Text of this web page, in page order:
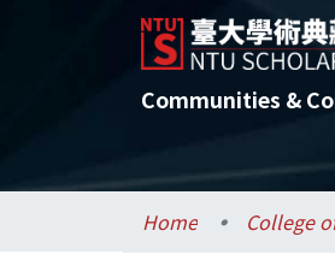
Communities &
Home